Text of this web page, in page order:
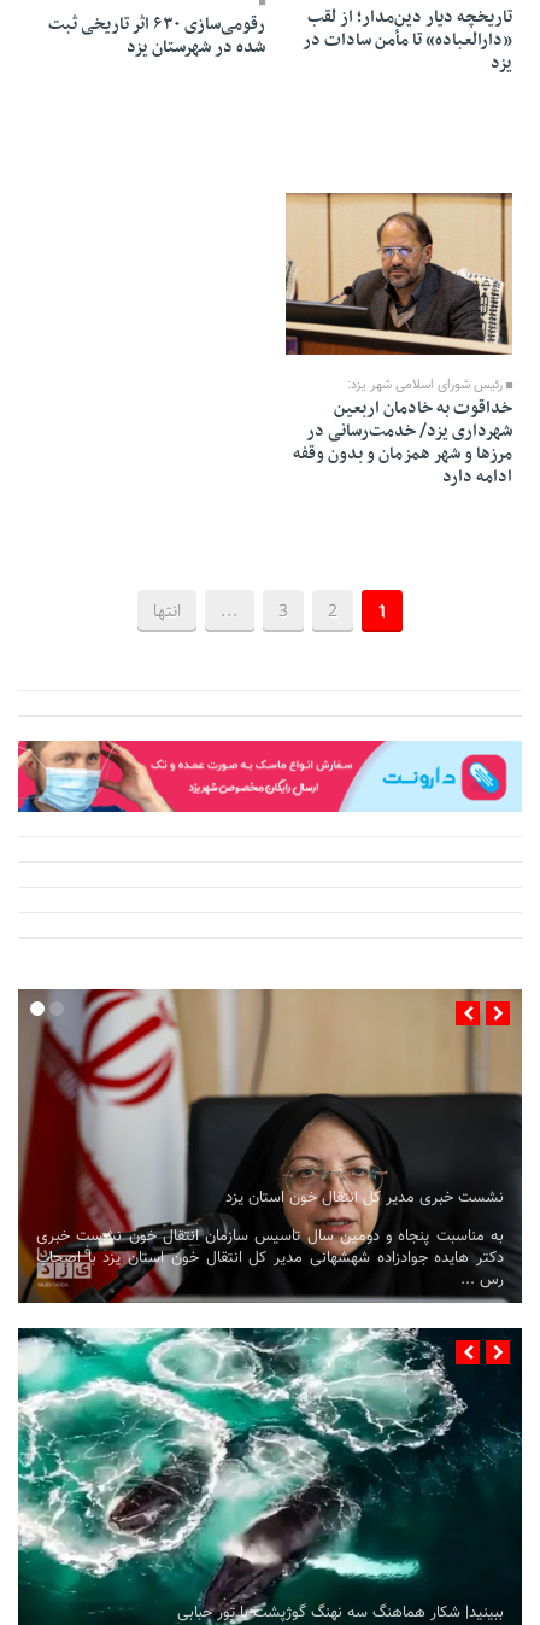
تاریخچه دیار دین‌مدار؛ از لقب
«دارالعباده» تا مأمن سادات در
یزد
رقومی‌سازی ۶۳۰ اثر تاریخی ثبت‌
شده در شهرستان یزد
10 Mordad 1405 - 21:48
رئیس شورای اسلامی شهر یزد:
خداقوت به خادمان اربعین
شهرداری یزد/ خدمت‌رسانی در
مرزها و شهر همزمان و بدون وقفه
ادامه دارد
1
2
3
... انتها
نشست خبری مدیر کل انتقال خون استان یزد
به مناسبت پنجاه و دومین سال تاسیس سازمان انتقال خون نشست خبری
دکتر هایده جوادزاده شهشهانی مدیر کل انتقال خون استان یزد با اصحاب
رس ...
ببینید| شکار هماهنگ سه نهنگ گوژپشت با تور حبابی